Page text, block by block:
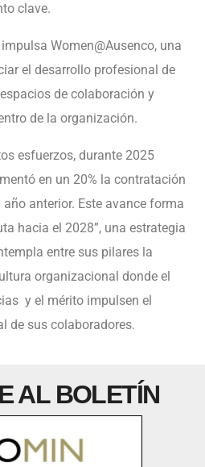
clave.
Women@Ausenco, una
el desarrollo profesional de
de colaboración y
de la organización.
esfuerzos, durante 2025
en un 20% la contratación
anterior. Este avance forma
hacia el 2028”, una estrategia
entre sus pilares la
organizacional donde el
y el mérito impulsen el
de sus colaboradores.
AL BOLETÍN